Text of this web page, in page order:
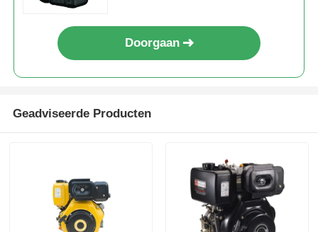
Doorgaan
Geadviseerde Producten